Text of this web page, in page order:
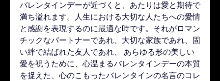
バレンタインデーが近づくと、あたりは愛と期待で
満ち溢れます。人生における大切な人たちへの愛情
と感謝を表現するのに最適な時です。それがロマン
チックなパートナーであれ、大切な家族であれ、固
い絆で結ばれた友人であれ、 あらゆる形の美しい
愛を祝うために、心温まるバレンタインデーの本質
を捉えた、心のこもったバレンタインの名言のコレ